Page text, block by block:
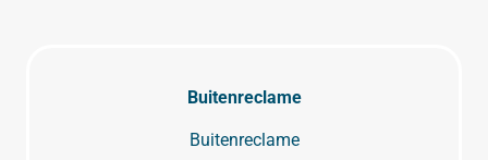
Buitenreclame
Buitenreclame